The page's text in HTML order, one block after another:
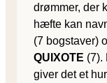
drømmer, der
hæfte kan
(7 bogstaver)
QUIXOTE (7).
giver det et